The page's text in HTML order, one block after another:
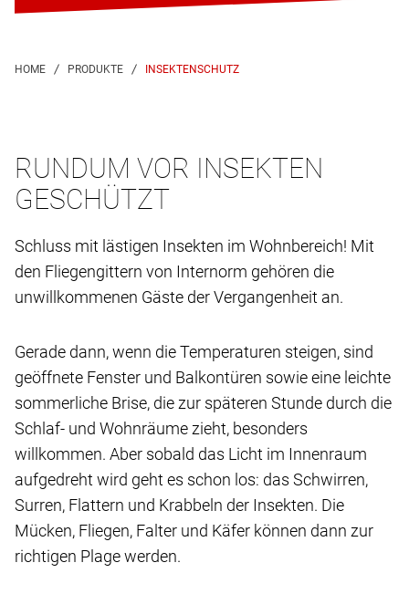
INSEKTENSCHUTZ
RUNDUM VOR INSEKTEN
GESCHÜTZT
Schluss mit lästigen Insekten im Wohnbereich! Mit
den Fliegengittern von Internorm gehören die
unwillkommenen Gäste der Vergangenheit an.
Gerade dann, wenn die Temperaturen steigen, sind
geöffnete Fenster und Balkontüren sowie eine leichte
sommerliche Brise, die zur späteren Stunde durch die
Schlaf- und Wohnräume zieht, besonders
willkommen. Aber sobald das Licht im Innenraum
aufgedreht wird geht es schon los: das Schwirren,
Surren, Flattern und Krabbeln der Insekten. Die
Mücken, Fliegen, Falter und Käfer können dann zur
richtigen Plage werden.